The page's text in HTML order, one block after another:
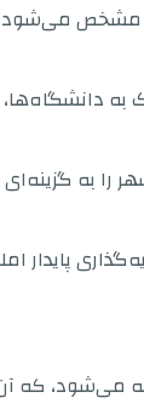
مشخص
به
را به
پایدار
می‌شود، که